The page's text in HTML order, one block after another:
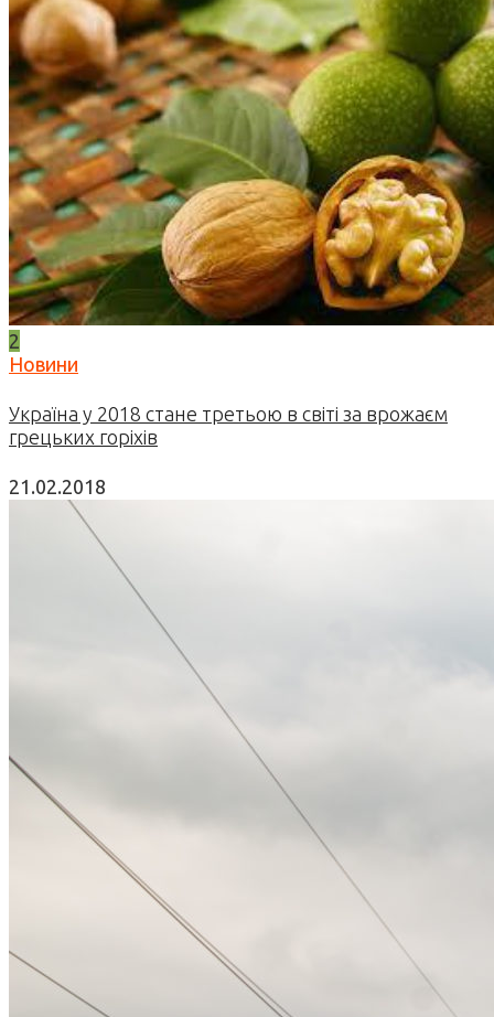
2
Новини
Україна у 2018 стане третьою в світі за врожаєм
грецьких горіхів
21.02.2018